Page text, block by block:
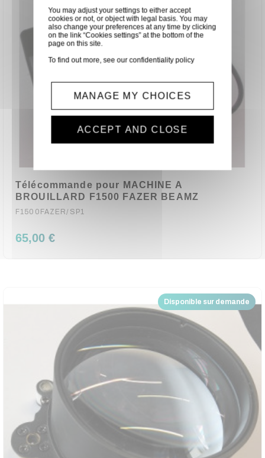
Télécommande pour MACHINE A
BROUILLARD F1500 FAZER BEAMZ
F1500FAZER/SP1
65,00 €
Disponible sur demande
You may adjust your settings to either accept
cookies or not, or object with legal basis. You may
also change your preferences at any time by clicking
on the link “Cookies settings” at the bottom of the
page on this site.
To find out more, see ourconfidentiality policy
MANAGE MY CHOICES
ACCEPT AND CLOSE